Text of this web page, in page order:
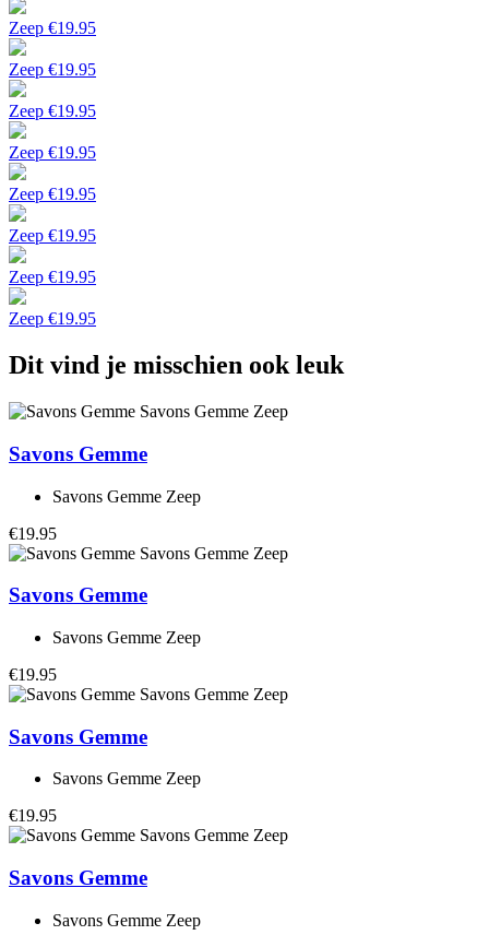
Zeep €19.95
Zeep €19.95
Zeep €19.95
Zeep €19.95
Zeep €19.95
Zeep €19.95
Zeep €19.95
Zeep €19.95
Dit vind je misschien ook leuk
Savons Gemme
Savons Gemme Zeep
€19.95
Savons Gemme
Savons Gemme Zeep
€19.95
Savons Gemme
Savons Gemme Zeep
€19.95
Savons Gemme
Savons Gemme Zeep